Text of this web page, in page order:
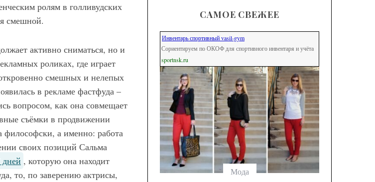
ролям в голливудских
смешной.
активно сниматься, но и
роликах, где играет
смешных и нелепых
в рекламе фастфуда –
вопросом, как она совмещает
съёмки в продвижении
философски, а именно: работа
своих позиций Сальма
, которую она находит
то, по заверению актрисы,
САМОЕ СВЕЖЕЕ
Инвентарь спортивный vasil-gym
Сориентируем по ОКОФ для спортивного инвентаря и учёта
sportnsk.ru
Мода